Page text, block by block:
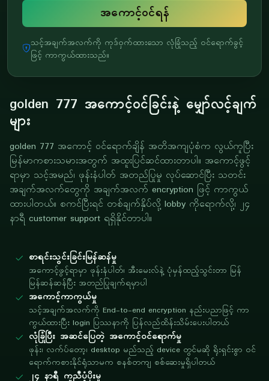
golden 777 အကောင့်ဝင်ခြင်းနဲ့ မျှော်လင့်ချက်
များ
golden 777 အကောင့် ဝင်ရောက်ချိန် အတိအကျပုံစံက လွယ်ကူပြီး
မြန်မာကစားသမားအတွက် အထူးပြင်ဆင်ထားတာပါ။ အကောင့်ဖွင့်
ရာမှာ သင့်အမည်၊ ဖုန်းနံပါတ် အတည်ပြုမှု လုပ်ဆောင်ပြီး သတင်း
အချက်အလက်တွေကို အချက်အလက် encryption ဖြင့် ကာကွယ်
ထားပါတယ်။ စကင်ပြီးရင် တစ်ချက်နှိပ်လို့ lobby ကိုရောက်လို့၊ ၂၄
နာရီ customer support ရရှိနိုင်တာပါ။
စာရင်းသွင်းခြင်းမြန်ဆန်မှု
အကောင့်ဖွင့်ရာမှာ ဖုန်းနံပါတ်၊ အီးမေးလ်နဲ့ ပုံမှန်ထည့်သွင်းတာ မြန်
မြန်ဆန်ဆန်ပြီး အတည်ပြုချက်ရမှာပါ
အကောင့်ကာကွယ်မှု
သင့်အချက်အလက်ကို End-to-end encryption နည်းပညာဖြင့် ကာ
ကွယ်ထားပြီး login ပြဿနာကို ပြန်လည်ထိန်းသိမ်းပေးပါတယ်
လုံခြုံပြီး အဆင်ပြေတဲ့ အကောင့်ဝင်ရောက်မှု
ဖုန်း၊ လက်ပ်တော့၊ desktop မည်သည့် device တွင်မဆို ရိုးရှင်းစွာ ဝင်
ရောက်ကစားနိုင်ရုံသာမက စနစ်တကျ စစ်ဆေးမှုရှိပါတယ်
၂၄ နာရီ ကူညီပံ့ပိုးမှု
အကောင့်ဝင်ရန်
သင့်အချက်အလက်ကို ကုဒ်ဝှက်ထားသော လုံခြုံသည့် ဝင်ရောက်ခွင့်
ဖြင့် ကာကွယ်ထားသည်။